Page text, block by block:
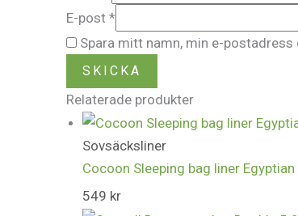
E-post *
Spara mitt namn, min e-
Relaterade produkter
Sovsäcksliner
Cocoon Sleeping bag liner
549 kr